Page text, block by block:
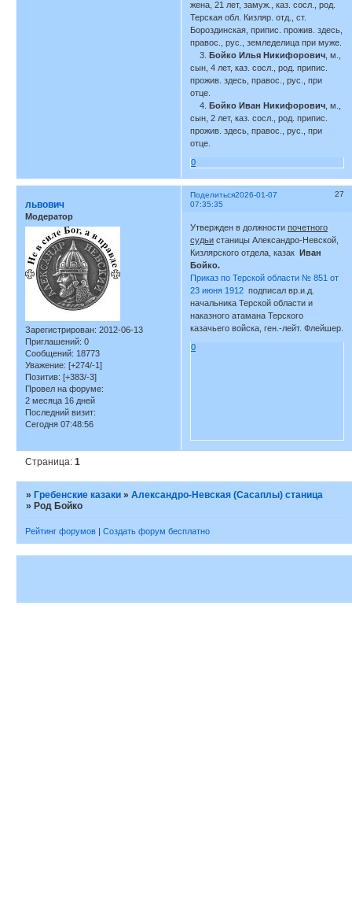
жена, 21 лет, замуж., каз. сосл., род.
Терская обл. Кизляр. отд., ст.
Бороздинская, припис. прожив. здесь,
правос., рус., земледелица при муже.
3.
Бойко Илья Никифорович , м.,
сын, 4 лет, каз. сосл., род. припис.
прожив. здесь, правос., рус., при
отце.
4.
Бойко Иван Никифорович , м.,
сын, 2 лет, каз. сосл., род. припис.
прожив. здесь, правос., рус., при
отце.
0
Поделиться 27
2026-01-07
07:35:35
львович
Модератор
Зарегистрирован: 2012-06-13
Приглашений: 0
Сообщений: 18773
Уважение: [+274/-1]
Позитив: [+383/-3]
Провел на форуме:
2 месяца 16 дней
Последний визит:
Сегодня 07:48:56
Утвержден в должностипочетного
судьи станицы Александро-Невской,
Кизлярского отдела, казакИван
Бойко.
Приказ по Терской области № 851 от
23 июня 1912 подписал вр.и.д.
начальника Терской области и
наказного атамана Терского
казачьего войска, ген.-лейт. Флейшер.
0
Страница:1
» Гребенские казаки »Александро-Невская (Сасаплы) станица
» Род Бойко
Рейтинг форумов | Создать форум бесплатно